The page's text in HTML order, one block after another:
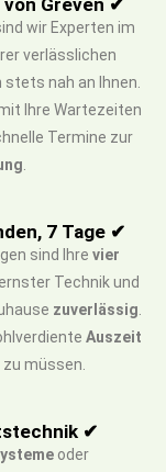
Greven ✔
wir Experten im
verlässlichen
nah an Ihnen.
Ihre Wartezeiten
Termine zur
7 Tage ✔
sind Ihre vier
Technik und
zuverlässig
Auszeit
müssen.
✔
oder